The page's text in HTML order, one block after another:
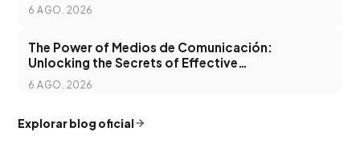
6 AGO. 2026
The Power of Medios de Comunicación:
Unlocking the Secrets of Effective
Communication in the Digital Age
6 AGO. 2026
Explorar blog oficial